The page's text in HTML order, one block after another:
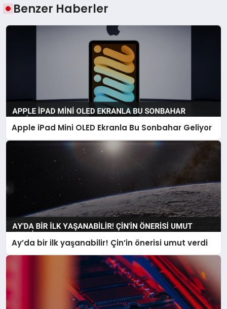
Benzer Haberler
Apple iPad Mini OLED Ekranla Bu Sonbahar Geliyor
Ay’da bir ilk yaşanabilir! Çin’in önerisi umut verdi